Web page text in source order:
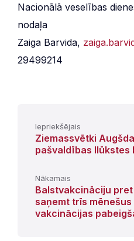
Nacionālā veselības
nodaļa
Zaiga Barvida,
29499214
Iepriekšējais
Ziemassvētki
pašvaldības Ilūkstes
Nākamais
Balstvakcināciju
saņemt trīs
vakcinācijas